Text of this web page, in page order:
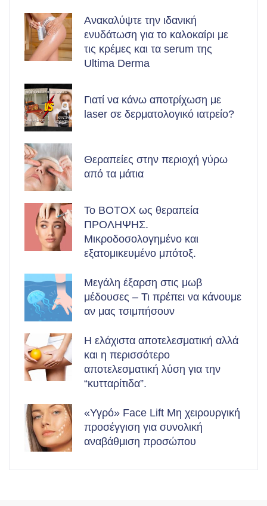
Ανακαλύψτε την ιδανική
ενυδάτωση για το καλοκαίρι με
τις κρέμες και τα serum της
Ultima Derma
Γιατί να κάνω αποτρίχωση με
laser σε δερματολογικό ιατρείο?
Θεραπείες στην περιοχή γύρω
από τα μάτια
Το BOTOX ως θεραπεία
ΠΡΟΛΗΨΗΣ.
Μικροδοσολογημένο και
εξατομικευμένο μπότοξ.
Μεγάλη έξαρση στις μωβ
μέδουσες – Τι πρέπει να κάνουμε
αν μας τσιμπήσουν
Η ελάχιστα αποτελεσματική αλλά
και η περισσότερο
αποτελεσματική λύση για την
“κυτταρίτιδα”.
«Υγρό» Face Lift Μη χειρουργική
προσέγγιση για συνολική
αναβάθμιση προσώπου